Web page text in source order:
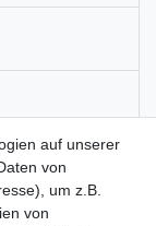
auf unserer
von
um z.B.
von